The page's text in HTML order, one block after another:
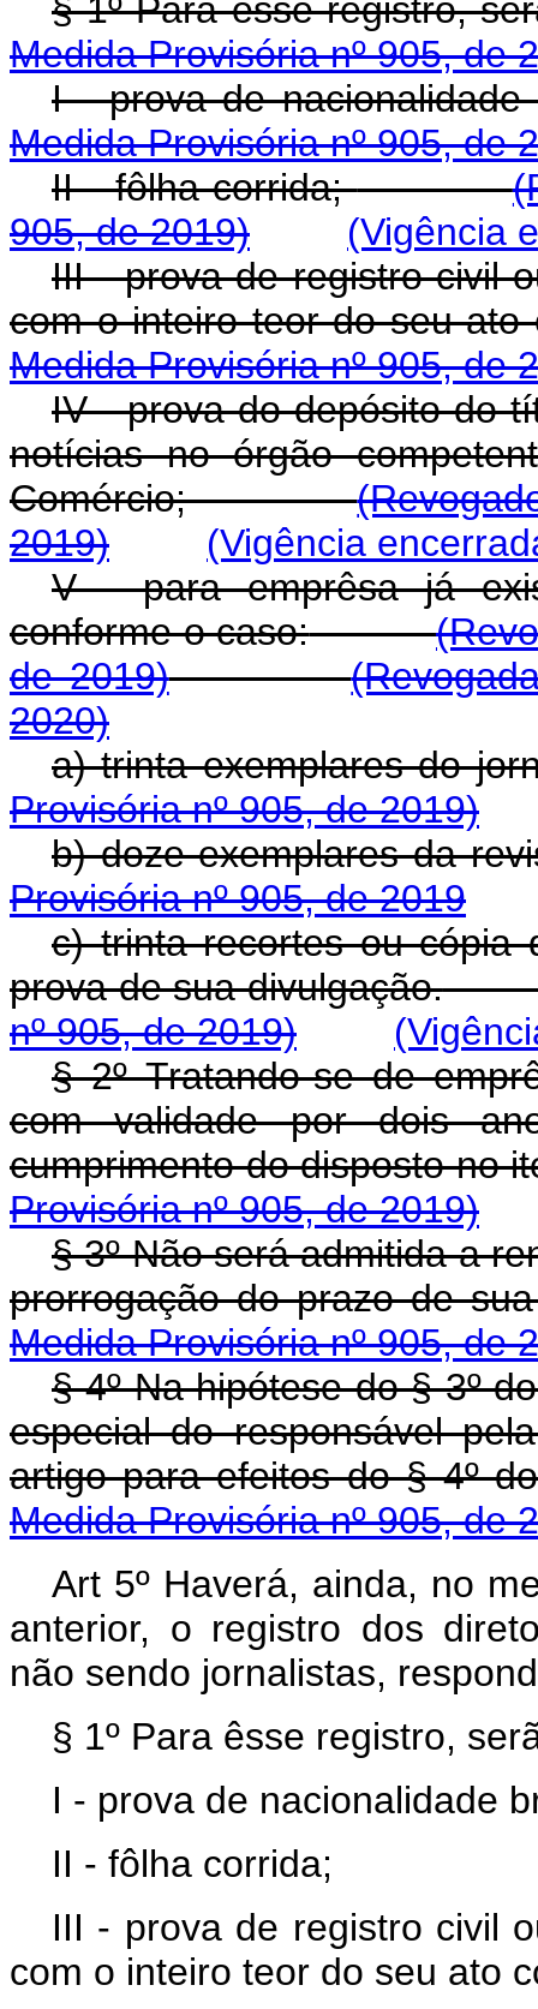
§ 1º Para êsse registro,
Medida Provisória nº 905, de
I - prova de nacionalidade
Medida Provisória nº 905, de
II - fôlha corrida;
905, de 2019)
(Vigência
III - prova de registro civil
com o inteiro teor do seu ato
Medida Provisória nº 905, de
IV - prova do depósito do
notícias no órgão
Comércio;
2019)
(Vigência
V - para emprêsa já
conforme o caso:
de 2019)
2020)
a) trinta exemplares do
Provisória nº 905, de 2019)
b) doze exemplares da
Provisória nº 905, de 2019
c) trinta recortes ou cópia
prova de sua divulgação.
nº 905, de 2019)
§ 2º Tratando-se de
com validade por dois
cumprimento do disposto no
Provisória nº 905, de 2019)
§ 3º Não será admitida a
prorrogação do prazo de
Medida Provisória nº 905, de
§ 4º Na hipótese do § 3º
especial do responsável
artigo para efeitos do § 4º
Medida Provisória nº 905, de
Art 5º Haverá, ainda, no
anterior, o registro dos
não sendo jornalistas,
§ 1º Para êsse registro,
I - prova de nacionalidade
II - fôlha corrida;
III - prova de registro civil
com o inteiro teor do seu ato